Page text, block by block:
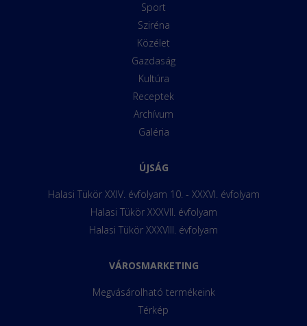
Sport
Sziréna
Közélet
Gazdaság
Kultúra
Receptek
Archívum
Galéria
ÚJSÁG
Halasi Tükör XXIV. évfolyam 10. - XXXVI. évfolyam
Halasi Tükör XXXVII. évfolyam
Halasi Tükör XXXVIII. évfolyam
VÁROSMARKETING
Megvásárolható termékeink
Térkép